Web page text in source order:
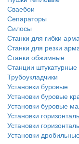
Сваебои
Сепараторы
Силосы
Станки для гибки
Станки для резки
Станки обжимные
Станции штукатурные
Трубоукладчики
Установки буровые
Установки буровые
Установки буровые
Установки
Установки
Установки